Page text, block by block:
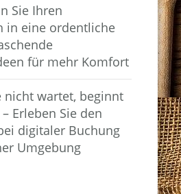
Sie Ihren
in eine ordentliche
für mehr Komfort
nicht wartet, beginnt
Erleben Sie den
digitaler Buchung
Umgebung